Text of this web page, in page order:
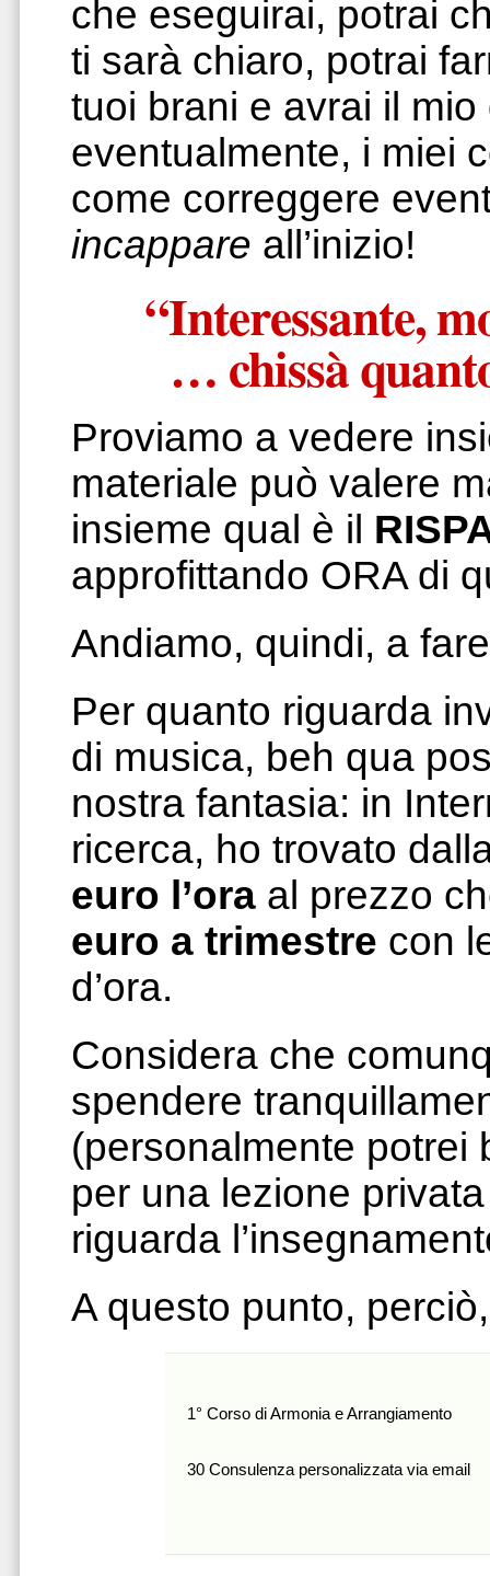
che eseguirai, potrai
ti sarà chiaro, potrai
tuoi brani e avrai il
eventualmente, i miei
come correggere
incappare all’inizio!
“Interessante,
… chissà
Proviamo a vedere
materiale può valere
insieme qual è il
approfittando ORA di
Andiamo, quindi, a
Per quanto riguarda
di musica, beh qua
nostra fantasia: in
ricerca, ho trovato
euro l’ora al prezzo
euro a trimestre con
d’ora.
Considera che
spendere
(personalmente potrei
per una lezione
riguarda
A questo punto,
1° Corso di Armonia e Arrangiamento
30 Consulenza personalizzata via email